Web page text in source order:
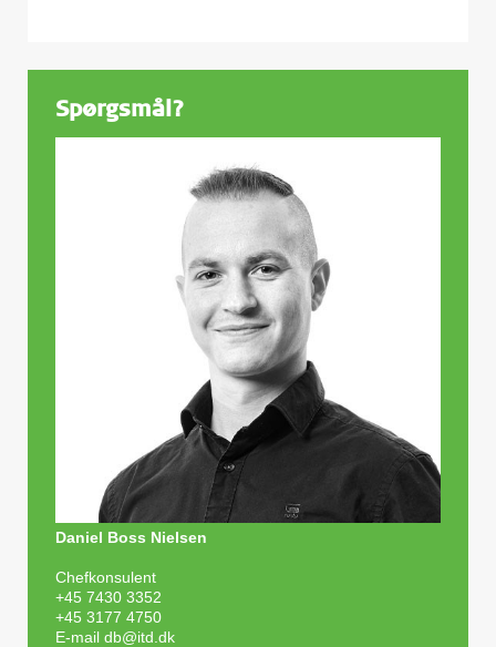
Spørgsmål?
Daniel Boss Nielsen
Chefkonsulent
+45 7430 3352
+45 3177 4750
E-mail db@itd.dk